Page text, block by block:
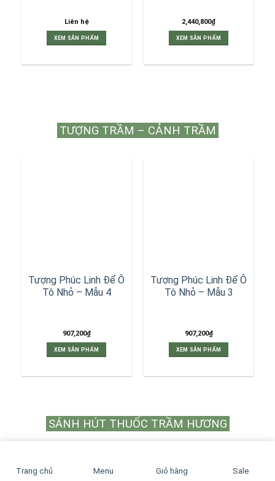
Liên hệ
XEM SẢN PHẨM
2,440,800₫
XEM SẢN PHẨM
TƯỢNG TRẦM – CẢNH TRẦM
Tượng Phúc Linh Để Ô
Tô Nhỏ – Mẫu 4
907,200₫
XEM SẢN PHẨM
Tượng Phúc Linh Để Ô
Tô Nhỏ – Mẫu 3
907,200₫
XEM SẢN PHẨM
SÁNH HÚT THUỐC TRẦM HƯƠNG
Trang chủ Menu Giỏ hàng Sale